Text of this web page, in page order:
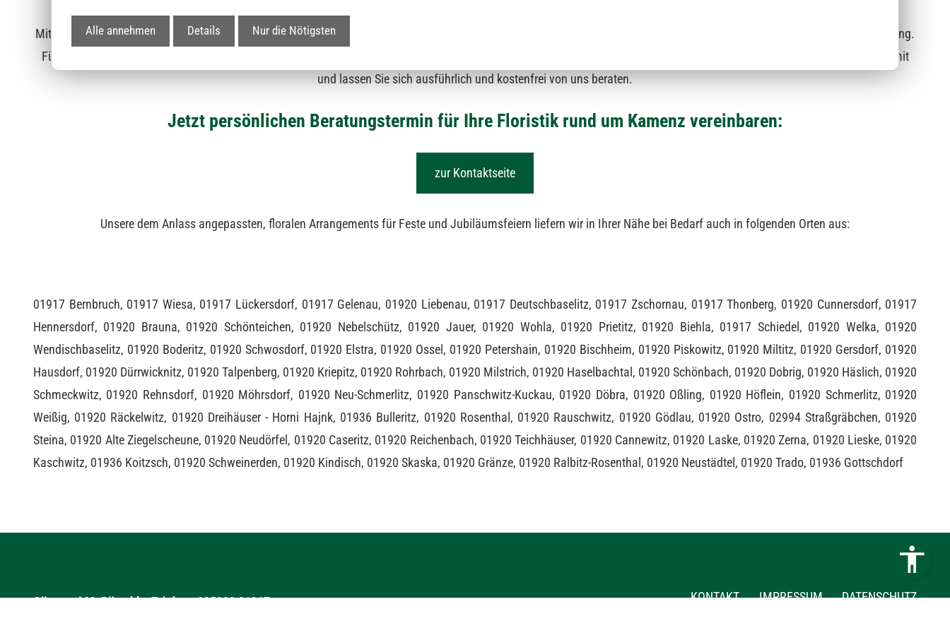
Mit einer großen Auswahl an unterschiedlichen Blumen verschiedenster Art und Farbe stehen wir Interessenten und Kunden mit unserem Know-how gern beratend zur Verfügung.
Für den Fall das auch Sie ausgebildete Floristen im Umland von Kamenz suchen, dann teilen Sie uns gern Ihre Vorstellungen rund um die benötigten Blumen-Arrangements mit
und lassen Sie sich ausführlich und kostenfrei von uns beraten.
Jetzt persönlichen Beratungstermin für Ihre Floristik rund um Kamenz vereinbaren:
zur Kontaktseite
Unsere dem Anlass angepassten, floralen Arrangements für Feste und Jubiläumsfeiern liefern wir in Ihrer Nähe bei Bedarf auch in folgenden Orten aus:
01917 Bernbruch, 01917 Wiesa, 01917 Lückersdorf, 01917 Gelenau, 01920 Liebenau, 01917 Deutschbaselitz, 01917 Zschornau, 01917 Thonberg, 01920 Cunnersdorf, 01917
Hennersdorf, 01920 Brauna, 01920 Schönteichen, 01920 Nebelschütz, 01920 Jauer, 01920 Wohla, 01920 Prietitz, 01920 Biehla, 01917 Schiedel, 01920 Welka, 01920
Wendischbaselitz, 01920 Boderitz, 01920 Schwosdorf, 01920 Elstra, 01920 Ossel, 01920 Petershain, 01920 Bischheim, 01920 Piskowitz, 01920 Miltitz, 01920 Gersdorf, 01920
Hausdorf, 01920 Dürrwicknitz, 01920 Talpenberg, 01920 Kriepitz, 01920 Rohrbach, 01920 Milstrich, 01920 Haselbachtal, 01920 Schönbach, 01920 Dobrig, 01920 Häslich, 01920
Schmeckwitz, 01920 Rehnsdorf, 01920 Möhrsdorf, 01920 Neu-Schmerlitz, 01920 Panschwitz-Kuckau, 01920 Döbra, 01920 Oßling, 01920 Höflein, 01920 Schmerlitz, 01920
Weißig, 01920 Räckelwitz, 01920 Dreihäuser - Horni Hajnk, 01936 Bulleritz, 01920 Rosenthal, 01920 Rauschwitz, 01920 Gödlau, 01920 Ostro, 02994 Straßgräbchen, 01920
Steina, 01920 Alte Ziegelscheune, 01920 Neudörfel, 01920 Caseritz, 01920 Reichenbach, 01920 Teichhäuser, 01920 Cannewitz, 01920 Laske, 01920 Zerna, 01920 Lieske, 01920
Kaschwitz, 01936 Koitzsch, 01920 Schweinerden, 01920 Kindisch, 01920 Skaska, 01920 Gränze, 01920 Ralbitz-Rosenthal, 01920 Neustädtel, 01920 Trado, 01936 Gottschdorf
Gärtnerei M. PötschkeTelefon: 035933 31967
KONTAKT IMPRESSUM
DATENSCHUTZ
Alle annehmen Details Nur die Nötigsten